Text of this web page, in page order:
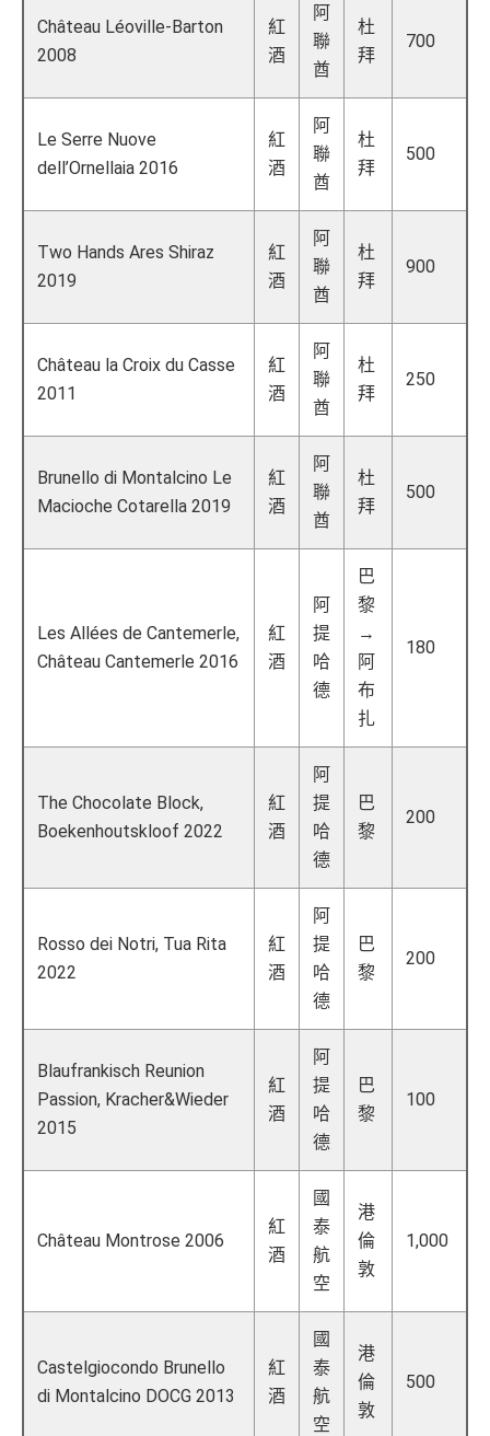
Château Léoville-Barton
2008
紅
酒
阿
聯
酋
杜
拜
700
Le Serre Nuove
dell’Ornellaia 2016
紅
酒
阿
聯
酋
杜
拜
500
Two Hands Ares Shiraz
2019
紅
酒
阿
聯
酋
杜
拜
900
Château la Croix du Casse
2011
紅
酒
阿
聯
酋
杜
拜
250
Brunello di Montalcino Le
Macioche Cotarella 2019
紅
酒
阿
聯
酋
杜
拜
500
Les Allées de Cantemerle,
Château Cantemerle 2016
紅
酒
阿
提
哈
德
巴
黎
→
阿
布
扎
180
The Chocolate Block,
Boekenhoutskloof 2022
紅
酒
阿
提
哈
德
巴
黎
200
Rosso dei Notri, Tua Rita
2022
紅
酒
阿
提
哈
德
巴
黎
200
Blaufrankisch Reunion
Passion, Kracher&Wieder
2015
紅
酒
阿
提
哈
德
巴
黎
100
Château Montrose 2006
紅
酒
國
泰
航
空
港
倫
敦
1,000
Castelgiocondo Brunello
di Montalcino DOCG 2013
紅
酒
國
泰
航
空
港
倫
敦
500